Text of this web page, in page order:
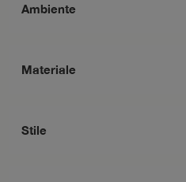
Ambiente
Materiale
Stile